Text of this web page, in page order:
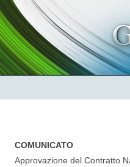
COMUNICATO
Approvazione del Contratto